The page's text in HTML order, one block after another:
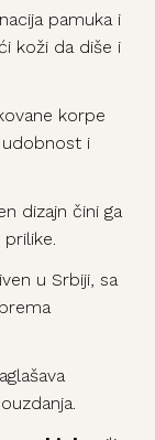
pamuka i
koži da diše i
korpe
udobnost i
dizajn čini ga
u Srbiji, sa